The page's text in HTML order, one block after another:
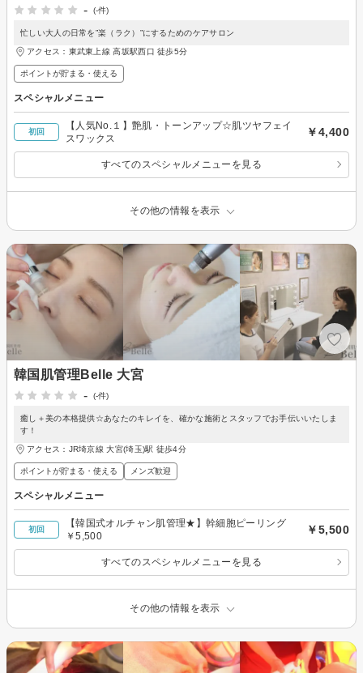
-
(-件)
忙しい大人の日常を”楽（ラク）”にするためのケアサロン
アクセス：東武東上線 高坂駅西口 徒歩5分
ポイントが貯まる・使える
スペシャルメニュー
初回
【人気No.１】艶肌・トーンアップ☆肌ツヤフェイ
スワックス
￥4,400
すべてのスペシャルメニューを見る
その他の情報を表示
韓国肌管理Belle 大宮
-
(-件)
癒し＋美の本格提供☆あなたのキレイを、確かな施術とスタッフでお手伝いいたしま
す！
アクセス：JR埼京線 大宮(埼玉)駅 徒歩4分
ポイントが貯まる・使える メンズ歓迎
スペシャルメニュー
初回
【韓国式オルチャン肌管理★】幹細胞ピーリング
￥5,500
￥5,500
すべてのスペシャルメニューを見る
その他の情報を表示